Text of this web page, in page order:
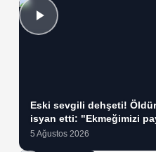
Eski sevgili dehşeti!
isyan etti: "Ekmeğimizi
5 Ağustos 2026